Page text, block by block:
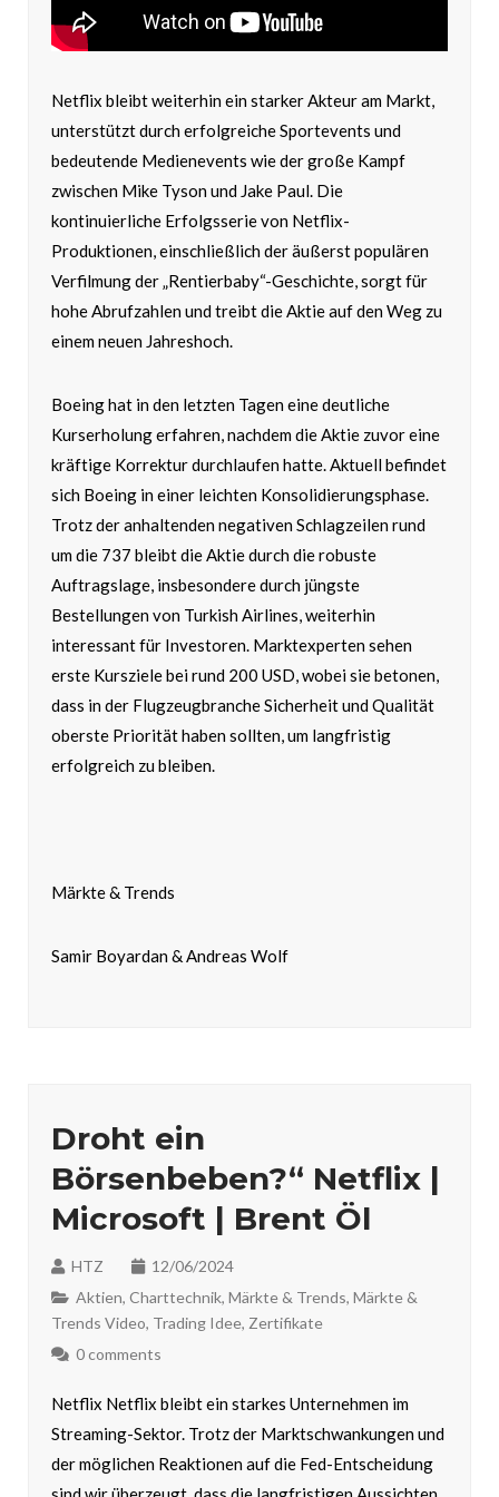
Netflix bleibt weiterhin ein starker Akteur am Markt,
unterstützt durch erfolgreiche Sportevents und
bedeutende Medienevents wie der große Kampf
zwischen Mike Tyson und Jake Paul. Die
kontinuierliche Erfolgsserie von Netflix-
Produktionen, einschließlich der äußerst populären
Verfilmung der „Rentierbaby“-Geschichte, sorgt für
hohe Abrufzahlen und treibt die Aktie auf den Weg zu
einem neuen Jahreshoch.
Boeing hat in den letzten Tagen eine deutliche
Kurserholung erfahren, nachdem die Aktie zuvor eine
kräftige Korrektur durchlaufen hatte. Aktuell befindet
sich Boeing in einer leichten Konsolidierungsphase.
Trotz der anhaltenden negativen Schlagzeilen rund
um die 737 bleibt die Aktie durch die robuste
Auftragslage, insbesondere durch jüngste
Bestellungen von Turkish Airlines, weiterhin
interessant für Investoren. Marktexperten sehen
erste Kursziele bei rund 200 USD, wobei sie betonen,
dass in der Flugzeugbranche Sicherheit und Qualität
oberste Priorität haben sollten, um langfristig
erfolgreich zu bleiben.
Märkte & Trends
Samir Boyardan & Andreas Wolf
Droht ein
Börsenbeben?“ Netflix |
Microsoft | Brent Öl
HTZ
12/06/2024
Aktien, Charttechnik, Märkte & Trends, Märkte &
Trends Video, Trading Idee, Zertifikate
0 comments
Netflix Netflix bleibt ein starkes Unternehmen im
Streaming-Sektor. Trotz der Marktschwankungen und
der möglichen Reaktionen auf die Fed-Entscheidung